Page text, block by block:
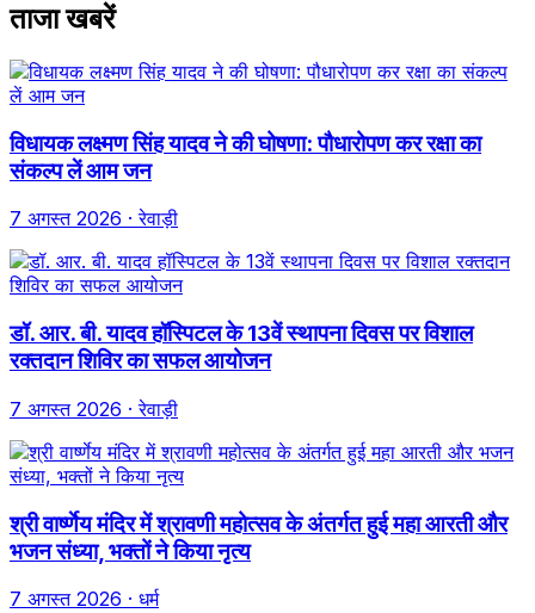
ताजा खबरें
विधायक लक्ष्मण सिंह यादव ने की घोषणा: पौधारोपण कर रक्षा का
संकल्प लें आम जन
7 अगस्त 2026 · रेवाड़ी
डॉ. आर. बी. यादव हॉस्पिटल के 13वें स्थापना दिवस पर विशाल
रक्तदान शिविर का सफल आयोजन
7 अगस्त 2026 · रेवाड़ी
श्री वार्ष्णेय मंदिर में श्रावणी महोत्सव के अंतर्गत हुई महा आरती और
भजन संध्या, भक्तों ने किया नृत्य
7 अगस्त 2026 · धर्म